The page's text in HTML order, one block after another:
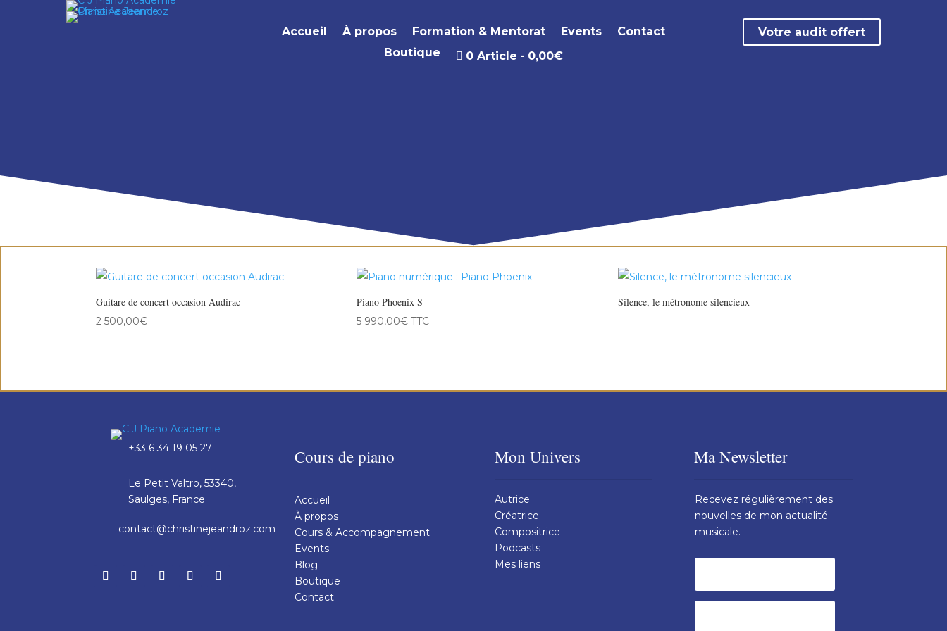
Accueil À propos Formation & Mentorat Events
Contact
Boutique
0 Article 0,00€
Votre audit offert
Guitare de concert occasion Audirac
2 500,00€
Piano Phoenix S
5 990,00€ TTC
Silence, le métronome silencieux
+33 6 34 19 05 27
Le Petit Valtro, 53340,
Saulges, France
contact@christinejeandroz.com
Cours de piano
Accueil
À propos
Cours & Accompagnement
Events
Blog
Boutique
Contact
Mon Univers
Autrice
Créatrice
Compositrice
Podcasts
Mes liens
Ma Newsletter
Recevez régulièrement des
nouvelles de mon actualité
musicale.